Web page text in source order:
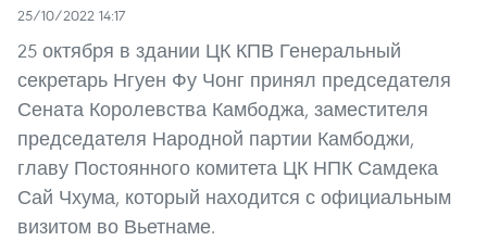
25/10/2022 14:17
25 октября в здании ЦК КПВ Генеральный
секретарь Нгуен Фу Чонг принял председателя
Сената Королевства Камбоджа, заместителя
председателя Народной партии Камбоджи,
главу Постоянного комитета ЦК НПК Самдека
Сай Чхума, который находится с официальным
визитом во Вьетнаме.